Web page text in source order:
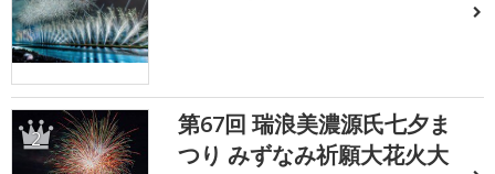
2
第67回 瑞浪美濃源氏七夕ま
つり みずなみ祈願大花火大